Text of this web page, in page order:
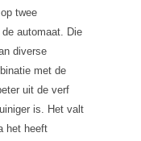
twee
automaat. Die
diverse
met de
uit de verf
is. Het valt
het heeft